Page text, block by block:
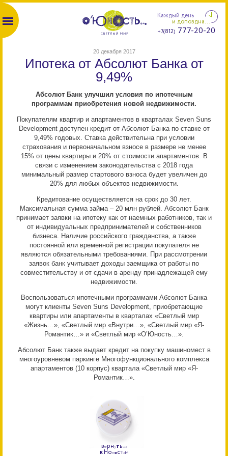
Каждый день
и допоздна...
+7(812) 777-20-20
20 декабря 2017
Ипотека от Абсолют Банка от
9,49%
Абсолют Банк улучшил условия по ипотечным
программам приобретения новой недвижимости.
Покупателям квартир и апартаментов в кварталах Seven Suns
Development доступен кредит от Абсолют Банка по ставке от
9,49% годовых. Ставка действительна при условии
страхования и первоначальном взносе в размере не менее
15% от цены квартиры и 20% от стоимости апартаментов. В
связи с изменением законодательства с 2018 года
минимальный размер стартового взноса будет увеличен до
20% для любых объектов недвижимости.
Кредитование осуществляется на срок до 30 лет.
Максимальная сумма займа – 20 млн рублей. Абсолют Банк
принимает заявки на ипотеку как от наемных работников, так и
от индивидуальных предпринимателей и собственников
бизнеса. Наличие российского гражданства, а также
постоянной или временной регистрации покупателя не
являются обязательными требованиями. При рассмотрении
заявок банк учитывает доходы заемщика от работы по
совместительству и от сдачи в аренду принадлежащей ему
недвижимости.
Воспользоваться ипотечными программами Абсолют Банка
могут клиенты Seven Suns Development, приобретающие
квартиры или апартаменты в кварталах «Светлый мир
«Жизнь…», «Светлый мир «Внутри…», «Светлый мир «Я-
Романтик…» и «Светлый мир «О’Юность…».
Абсолют Банк также выдает кредит на покупку машиномест в
многоуровневом паркинге Многофункционального комплекса
апартаментов (10 корпус) квартала «Светлый мир «Я-
Романтик…».
Вернуться
к Новостям